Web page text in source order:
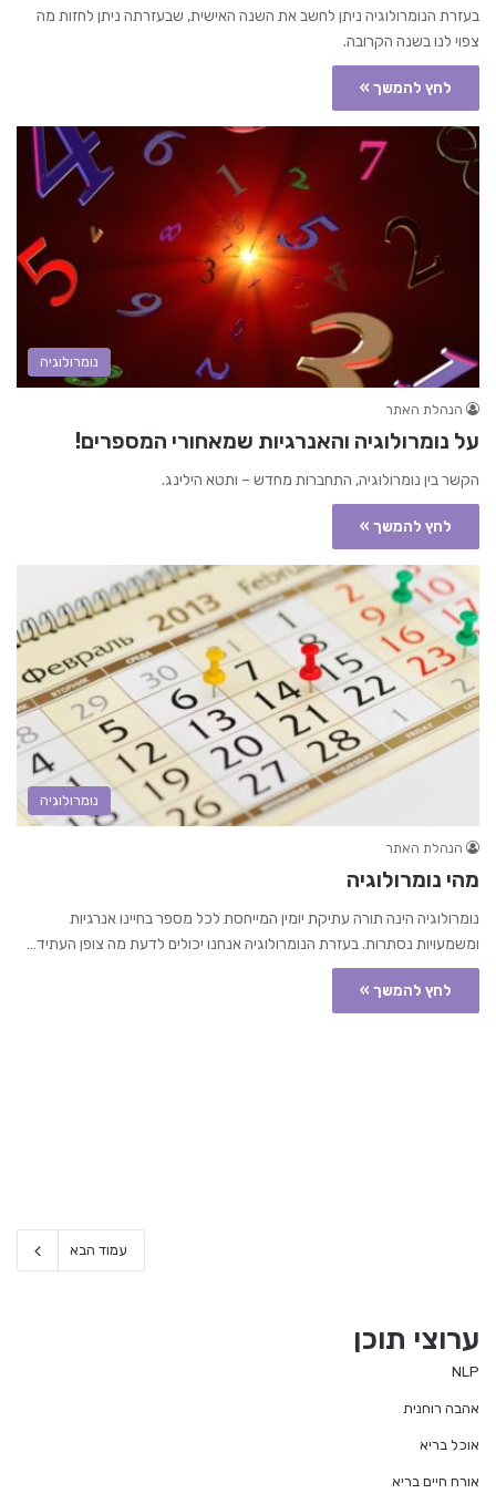
בעזרת הנומרולוגיה ניתן לחשב את השנה האישית, שבעזרתה ניתן לחזות מה
צפוי לנו בשנה הקרובה.
לחץ להמשך »
נומרולוגיה
הנהלת האתר
על נומרולוגיה והאנרגיות שמאחורי המספרים!
הקשר בין נומרולוגיה, התחברות מחדש – ותטא הילינג.
לחץ להמשך »
נומרולוגיה
הנהלת האתר
מהי נומרולוגיה
נומרולוגיה הינה תורה עתיקת יומין המייחסת לכל מספר בחיינו אנרגיות
ומשמעויות נסתרות. בעזרת הנומרולוגיה אנחנו יכולים לדעת מה צופן העתיד…
לחץ להמשך »
עמוד הבא
ערוצי תוכן
NLP
אהבה רוחנית
אוכל בריא
אורח חיים בריא